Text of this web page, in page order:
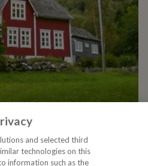
and selected third
technologies on this
information such as the